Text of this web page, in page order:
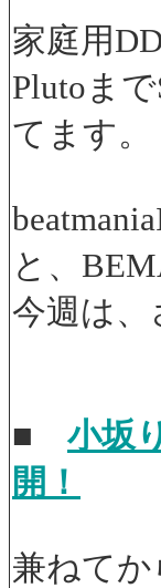
家庭用
Plutoま
てます。
と、
今週は、
■小坂
開！
兼ねて